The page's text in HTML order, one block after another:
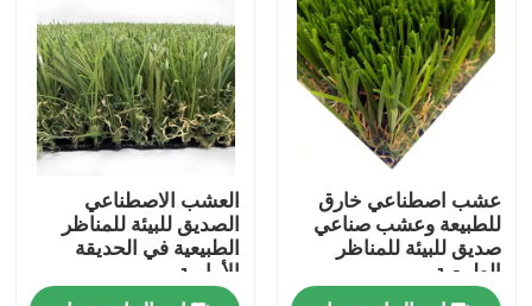
أشرطة فيديو
معلومات عنا
جولة في المعمل
مراقبة الجودة
عشب اصطناعي خارق
للطبيعة وعشب صناعي
صديق للبيئة للمناظر
الطبيعية
العشب الاصطناعي
الصديق للبيئة للمناظر
الطبيعية في الحديقة
الأمامية